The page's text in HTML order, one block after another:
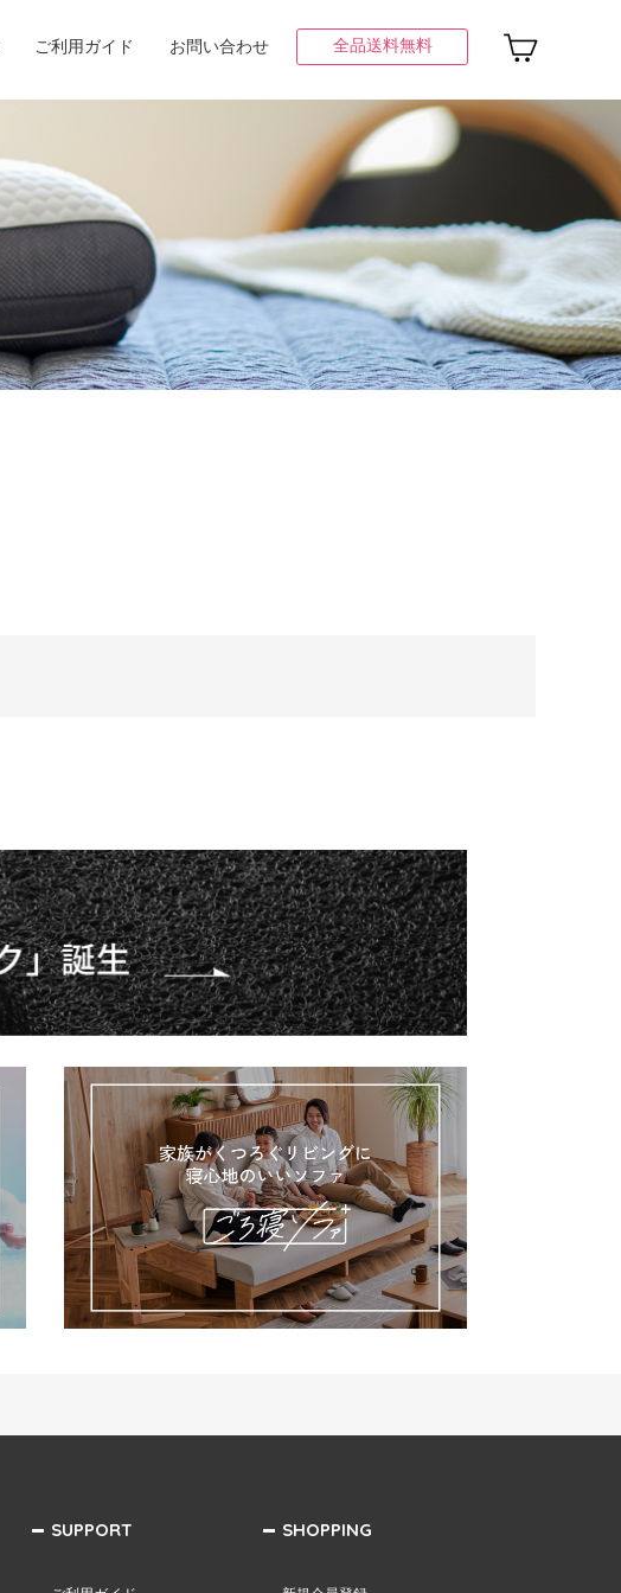
ご利用ガイド お問い合わせ 全品送料無料
SUPPORT SHOPPING